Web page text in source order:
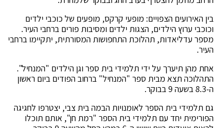
בין האירועים הצפויים: מופעי קרקס, מופעים של כוכבי ילדים
וכוכבי ערוץ הילדים, הצגות ילדים ומסיבות פורים ברחבי העיר.
מספר עדליאדות, תהלוכת התחפושות המסורתית, יתקיימו ברחבי
העיר.
אחת מהן תיערך על ידי תלמידי בית ספר וגן הילדים "המנחיל".
התהלוכה תצא מבית ספר "המנחיל" ברחוב הפודים ביום ראשון
ה-8.3 בשעה 9 בבוקר.
גם תלמידי בית הספר לאומנויות הבמה בית צבי, יצטרפו לחגיגה
הפורימית יחד עם תלמידי בית הספר "רמת חן", אותם תוכלו